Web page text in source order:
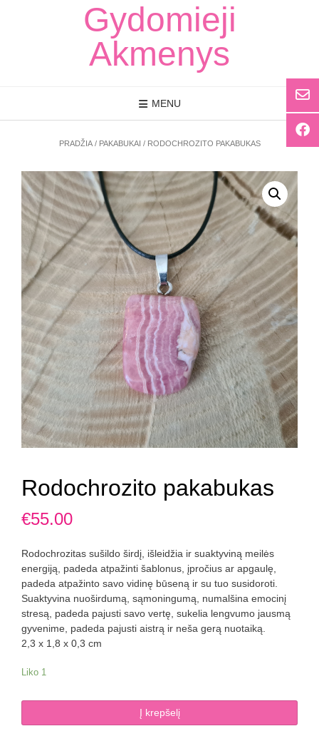
Gydomieji
Akmenys
MENU
PRADŽIA/ PAKABUKAI / RODOCHROZITO PAKABUKAS
Rodochrozito pakabukas
€55.00
Rodochrozitas sušildo širdį, išleidžia ir suaktyviną meilės
energiją, padeda atpažinti šablonus, įpročius ar apgaulę,
padeda atpažinto savo vidinę būseną ir su tuo susidoroti.
Suaktyvina nuoširdumą, sąmoningumą, numalšina emocinį
stresą, padeda pajusti savo vertę, sukelia lengvumo jausmą
gyvenime, padeda pajusti aistrą ir neša gerą nuotaiką.
2,3 x 1,8 x 0,3 cm
Liko 1
kiekis:
Į krepšelį